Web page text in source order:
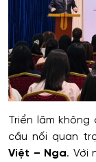
Triển lãm
cầu nối quan
Việt – Nga. Với